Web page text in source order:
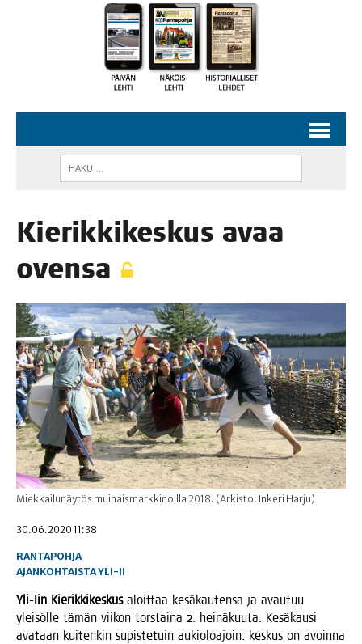
Kie­rik­ki­kes­kus avaa
ovensa
Miekkailunäytös muinaismarkkinoilla 2018. (Arkisto: Inkeri Harju)
30.06.2020 11:38
RANTAPOHJA
AJANKOHTAISTAYLI-II
Yli-Iin Kie­rik­ki­kes­kusaloit­taa kesä­kau­ten­sa ja avau­tuu
ylei­söl­le tämän vii­kon tors­tai­na 2. hei­nä­kuu­ta. Kesä­kausi
ava­taan kui­ten­kin supis­te­tuin aukio­loa­join: kes­kus on avoin­na